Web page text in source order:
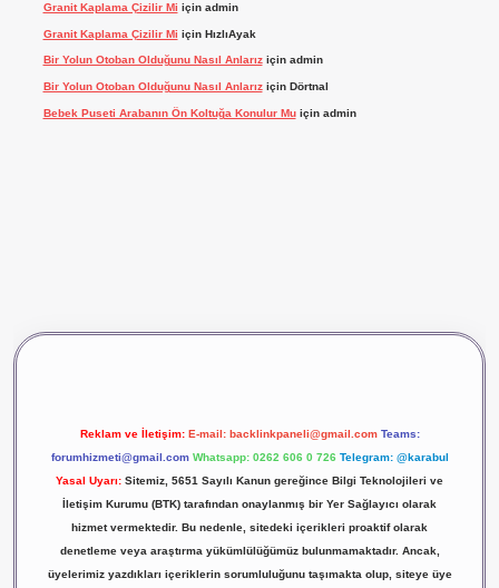
Granit Kaplama Çizilir Mi için admin
Granit Kaplama Çizilir Mi için HızlıAyak
Bir Yolun Otoban Olduğunu Nasıl Anlarıziçin admin
Bir Yolun Otoban Olduğunu Nasıl Anlarıziçin Dörtnal
Bebek Puseti Arabanın Ön Koltuğa Konulur Muiçin admin
Reklam ve İletişim: E-mail: backlinkpaneli@gmail.com Teams:
forumhizmeti@gmail.com Whatsapp: 0262 606 0 726 Telegram: @karabul
Yasal Uyarı: Sitemiz, 5651 Sayılı Kanun gereğince Bilgi Teknolojileri ve
İletişim Kurumu (BTK) tarafından onaylanmış bir Yer Sağlayıcı olarak
hizmet vermektedir. Bu nedenle, sitedeki içerikleri proaktif olarak
denetleme veya araştırma yükümlülüğümüz bulunmamaktadır. Ancak,
üyelerimiz yazdıkları içeriklerin sorumluluğunu taşımakta olup, siteye üye